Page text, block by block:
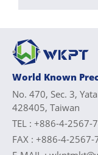
World Known
No. 470, Sec. 3,
428405, Taiwan
TEL : +886-4-2567-
FAX : +886-4-2567-